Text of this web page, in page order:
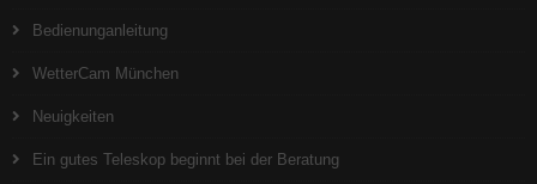
Bedienunganleitung
WetterCam München
Neuigkeiten
Ein gutes Teleskop beginnt bei der Beratung